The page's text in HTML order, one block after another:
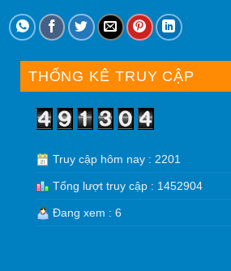
THỐNG KÊ TRUY CẬP
Truy cập hôm nay : 2201
Tổng lượt truy cập : 1452904
Đang xem : 6